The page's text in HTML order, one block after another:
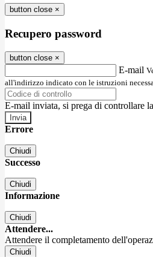
button close ×
Recupero password
button close ×
E-mail
all'indirizzo indicato con le istruzioni
E-mail inviata, si prega di controllare
Errore
Chiudi
Successo
Chiudi
Informazione
Chiudi
Attendere...
Attendere il completamento
Chiudi